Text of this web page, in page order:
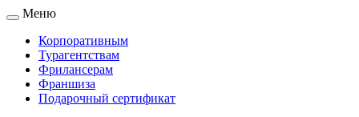
Toggle
navigation
Меню
Корпоративным
Турагентствам
Фрилансерам
Франшиза
Подарочный сертификат